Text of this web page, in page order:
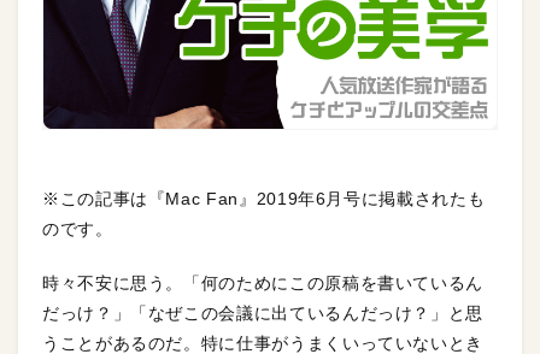
※この記事は『Mac Fan』2019年6月号に掲載されたも
のです。
時々不安に思う。「何のためにこの原稿を書いているん
だっけ？」「なぜこの会議に出ているんだっけ？」と思
うことがあるのだ。特に仕事がうまくいっていないとき